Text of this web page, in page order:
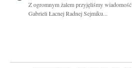
Z ogromnym żalem przyjęliśmy
Gabrieli Łacnej Radnej Sejmiku...